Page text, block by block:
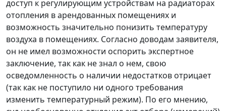
доступ к регулирующим устройствам на радиаторах
отопления в арендованных помещениях и
возможность значительно понизить температуру
воздуха в помещениях. Согласно доводам заявителя,
он не имел возможности оспорить экспертное
заключение, так как не знал о нем, свою
осведомленность о наличии недостатков отрицает
(так как не поступило ни одного требования
изменить температурный режим). По его мнению,